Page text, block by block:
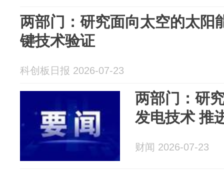
两部门：研究面向太空的太阳
键技术验证
科创板日报 2026-07-23
两部门：研
发电技术 推
财闻 2026-07-23